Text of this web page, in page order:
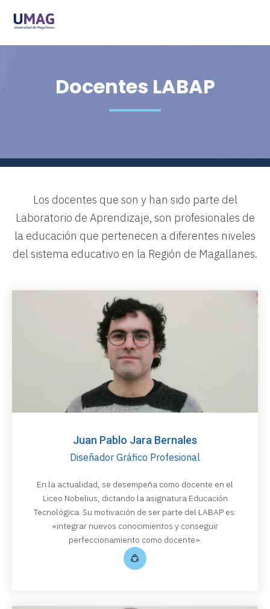
Docentes LABAP
Los docentes que son y han sido parte del
Laboratorio de Aprendizaje, son profesionales de
la educación que pertenecen a diferentes niveles
del sistema educativo en la Región de Magallanes.
Juan Pablo Jara Bernales
Diseñador Gráfico Profesional
En la actualidad, se desempeña como docente en el
Liceo Nobelius, dictando la asignatura Educación
Tecnológica. Su motivación de ser parte del LABAP es:
«integrar nuevos conocimientos y conseguir
perfeccionamiento como docente».